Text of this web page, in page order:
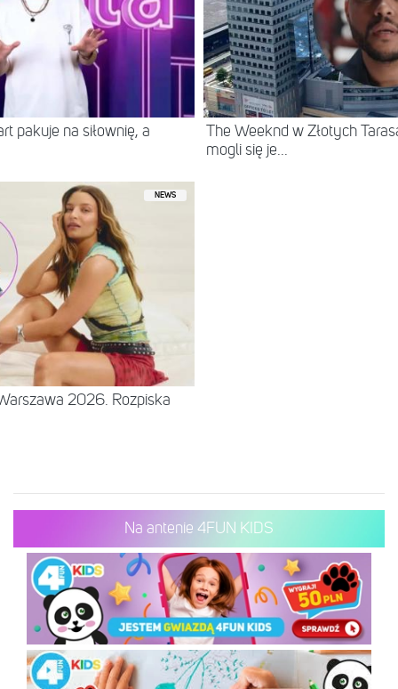
pakuje na siłownię, a
The Weeknd w Złotych
mogli się je...
NEWS
2026. Rozpiska
Na antenie 4FUN KIDS